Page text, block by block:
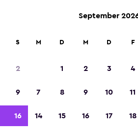
Sieger 2023 gekürt
S
2
9
16
September
M D M D F
1 2 3 4
7 8 9 10 11
14 15 16 17 18